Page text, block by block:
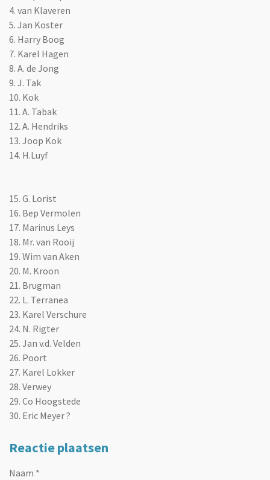
4. van Klaveren
5. Jan Koster
6. Harry Boog
7. Karel Hagen
8. A. de Jong
9. J. Tak
10. Kok
11. A. Tabak
12. A. Hendriks
13. Joop Kok
14. H.Luyf
15. G. Lorist
16. Bep Vermolen
17. Marinus Leys
18. Mr. van Rooij
19. Wim van Aken
20. M. Kroon
21. Brugman
22. L. Terranea
23. Karel Verschure
24. N. Rigter
25. Jan v.d. Velden
26. Poort
27. Karel Lokker
28. Verwey
29. Co Hoogstede
30. Eric Meyer ?
Reactie plaatsen
Naam *